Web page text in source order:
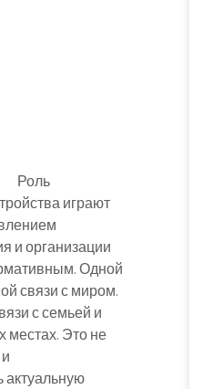
Роль
играют
и организации
Одной
связи с миром.
с семьей и
местах. Это не